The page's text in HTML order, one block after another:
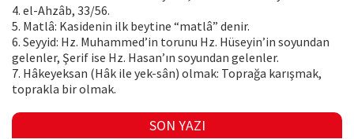
4. el-Ahzâb, 33/56.
5. Matlâ: Kasidenin ilk beytine “matlâ” denir.
6. Seyyid: Hz. Muhammed’in torunu Hz. Hüseyin’in soyundan
gelenler, Şerif ise Hz. Hasan’ın soyundan gelenler.
7. Hâkeyeksan (Hâk ile yek-sân) olmak: Toprağa karışmak,
toprakla bir olmak.
SON YAZI